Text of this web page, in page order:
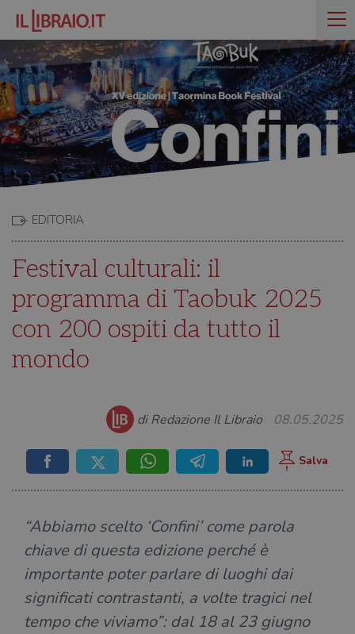
EDITORIA
Festival culturali: il
programma di Taobuk 2025
con 200 ospiti da tutto il
mondo
di Redazione Il Libraio 08.05.2025
“Abbiamo scelto ‘Confini’ come parola
chiave di questa edizione perché è
importante poter parlare di luoghi dai
significati contrastanti, a volte tragici nel
tempo che viviamo”: dal 18 al 23 giugno